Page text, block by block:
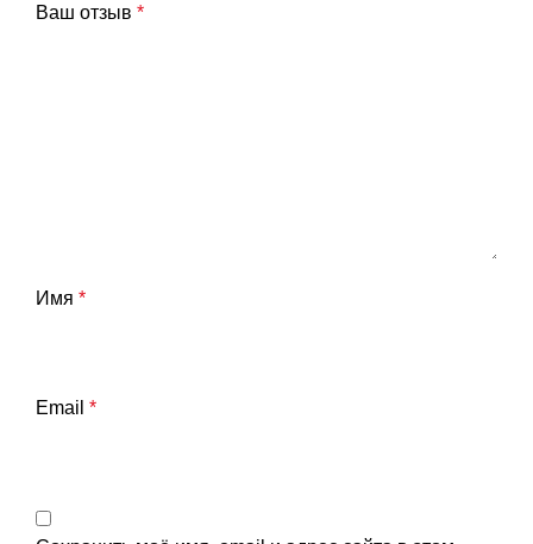
Ваш отзыв *
Имя *
Email *